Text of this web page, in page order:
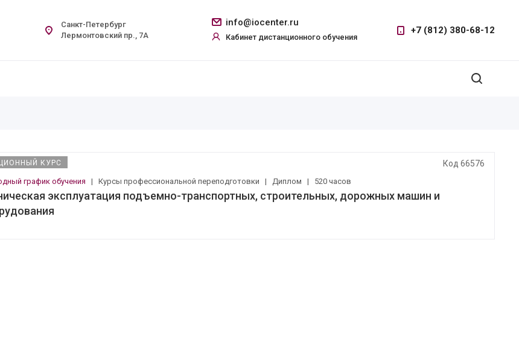
info@iocenter.ru
Кабинет дистанционного обучения
+7 (812) 380-68-12
Санкт-Петербург
Лермонтовский пр., 7А
КУРС Код 66576
график обучения |Курсы профессиональной переподготовки |Диплом | 520 часов
эксплуатация подъемно-транспортных, строительных, дорожных машин и